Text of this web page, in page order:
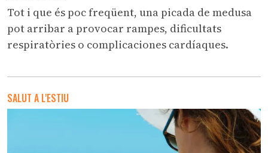
Tot i que és poc freqüent, una picada de medusa
pot arribar a provocar rampes, dificultats
respiratòries o complicaciones cardíaques.
SALUT A L'ESTIU